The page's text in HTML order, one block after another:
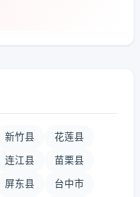
新竹县 花莲县
连江县 苗栗县
屏东县 台中市